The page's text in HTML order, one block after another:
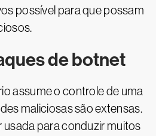
possível para que possam
de botnet
assume o controle de uma
maliciosas são extensas.
para conduzir muitos